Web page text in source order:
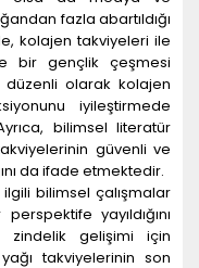
fazla abartıldığı
kolajen takviyeleri ile
bir gençlik çeşmesi
olarak kolajen
iyileştirmede
bilimsel literatür
güvenli ve
da ifade etmektedir.
bilimsel çalışmalar
yayıldığını
zindelik gelişimi için
takviyelerinin son